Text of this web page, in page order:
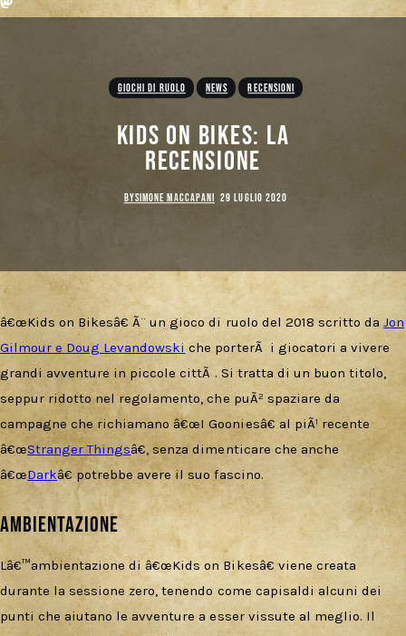
GIOCHI DI RUOLO NEWS RECENSIONI
Kids on Bikes: La
Recensione
BYSIMONE MACCAPANI 29 LUGLIO 2020
â€œKids on Bikesâ€ Ã¨ un gioco di ruolo del 2018 scritto da Jon
Gilmour e Doug Levandowskiche porterÃ i giocatori a vivere
grandi avventure in piccole cittÃ . Si tratta di un buon titolo,
seppur ridotto nel regolamento, che puÃ² spaziare da
campagne che richiamano â€œI Gooniesâ€ al piÃ¹ recente
â€œStranger Thingsâ€, senza dimenticare che anche
â€œDarkâ€ potrebbe avere il suo fascino.
Ambientazione
Lâ€™ambientazione di â€œKids on Bikesâ€ viene creata
durante la sessione zero, tenendo come capisaldi alcuni dei
punti che aiutano le avventure a esser vissute al meglio. Il